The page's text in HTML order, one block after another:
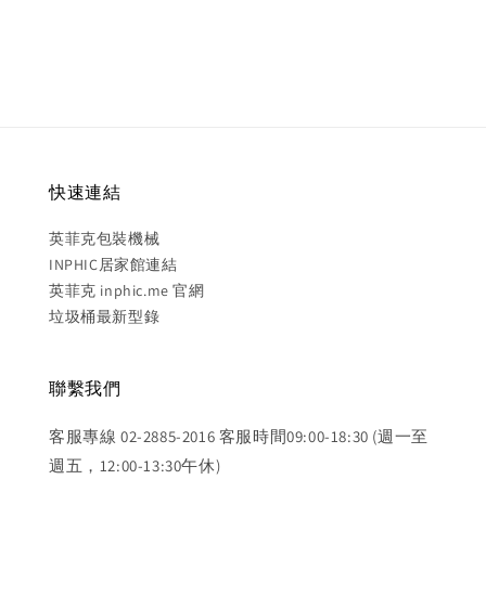
快速連結
英菲克包裝機械
INPHIC居家館連結
英菲克 inphic.me 官網
垃圾桶最新型錄
聯繫我們
客服專線 02-2885-2016 客服時間09:00-18:30 (週一至
週五，12:00-13:30午休)